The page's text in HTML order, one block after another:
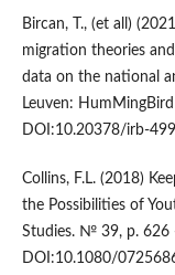
Bircan, T., (et all)
migration theories
data on the national
Leuven:
DOI:10.20378/irb-
Collins, F.L. (2018)
the Possibilities of
Studies. № 39, p. 626
DOI:10.1080/